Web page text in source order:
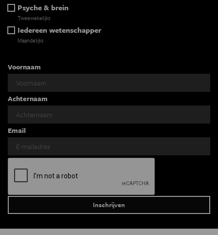
Psyche & brein
Tweewekelijks
Iedereen wetenschapper
Maandelijks
Voornaam
Achternaam
Email